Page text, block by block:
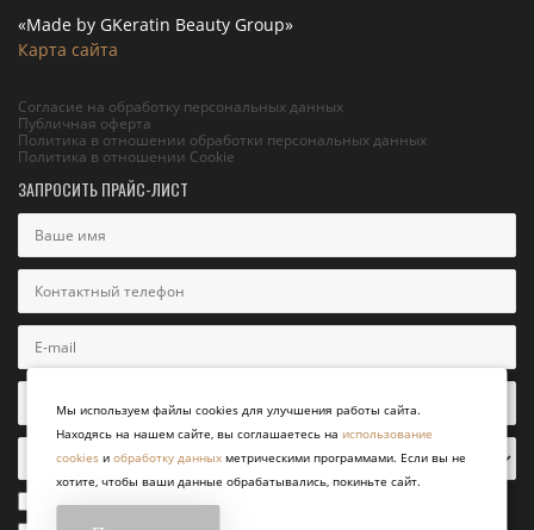
«Made by GKeratin Beauty Group»
Карта сайта
Согласие на обработку персональных данных
Публичная оферта
Политика в отношении обработки персональных данных
Политика в отношении Cookie
ЗАПРОСИТЬ ПРАЙС-ЛИСТ
Я согласен сполитикой конфиденциальности
Мы используем файлы cookies для улучшения работы сайта.
Находясь на нашем сайте, вы соглашаетесь наиспользование
cookies иобработку данных метрическими программами. Если вы не
хотите, чтобы ваши данные обрабатывались, покиньте сайт.